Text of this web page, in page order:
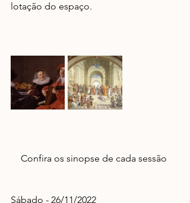
lotação do espaço.
Confira os sinopse de cada sessão
Sábado - 26/11/2022